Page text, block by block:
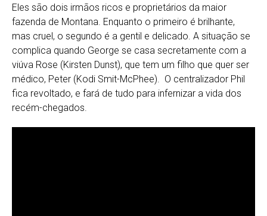
Eles são dois irmãos ricos e proprietários da maior
fazenda de Montana. Enquanto o primeiro é brilhante,
mas cruel, o segundo é a gentil e delicado. A situação se
complica quando George se casa secretamente com a
viúva Rose (Kirsten Dunst), que tem um filho que quer ser
médico, Peter (Kodi Smit-McPhee). O centralizador Phil
fica revoltado, e fará de tudo para infernizar a vida dos
recém-chegados.